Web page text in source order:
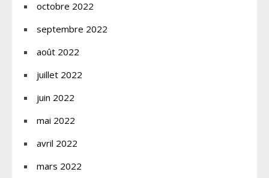
octobre 2022
septembre 2022
août 2022
juillet 2022
juin 2022
mai 2022
avril 2022
mars 2022